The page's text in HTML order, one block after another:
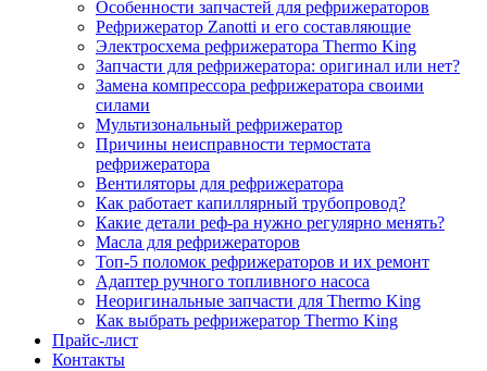
Особенности запчастей для рефрижераторов
Рефрижератор Zanotti и его составляющие
Электросхема рефрижератора Thermo King
Запчасти для рефрижератора: оригинал или нет?
Замена компрессора рефрижератора своими
силами
Мультизональный рефрижератор
Причины неисправности термостата
рефрижератора
Вентиляторы для рефрижератора
Как работает капиллярный трубопровод?
Какие детали реф-ра нужно регулярно менять?
Масла для рефрижераторов
Топ-5 поломок рефрижераторов и их ремонт
Адаптер ручного топливного насоса
Неоригинальные запчасти для Thermo King
Как выбрать рефрижератор Thermo King
Прайс-лист
Контакты